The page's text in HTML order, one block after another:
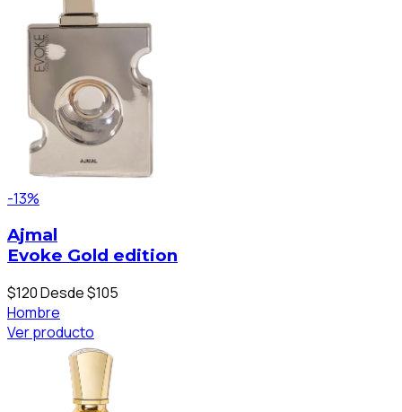
-13%
Ajmal
Evoke Gold edition
$120Desde $105
Hombre
Ver producto